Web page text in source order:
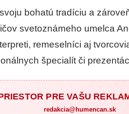
bohatú tradíciu a
svetoznámeho umelca
remeselníci aj
špecialít či
PRE VAŠU
redakcia@humencan.sk